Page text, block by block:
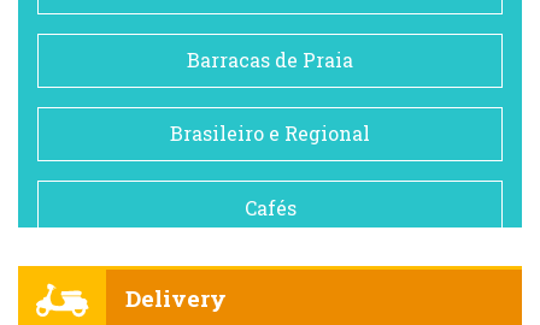
Barracas de Praia
Brasileiro e Regional
Cafés
Delivery